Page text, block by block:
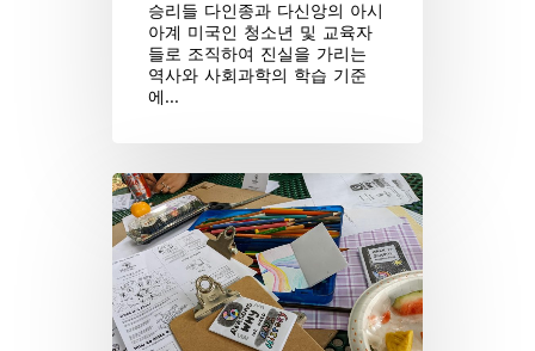
승리들 다인종과 다신앙의 아시
아계 미국인 청소년 및 교육자
들로 조직하여 진실을 가리는
역사와 사회과학의 학습 기준
에…